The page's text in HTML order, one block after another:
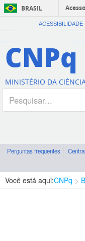
BRASIL
ACESSIBILIDADE
CNPq
MINISTÉRIO DA
Perguntas frequentes
Você está aqui:CNPq